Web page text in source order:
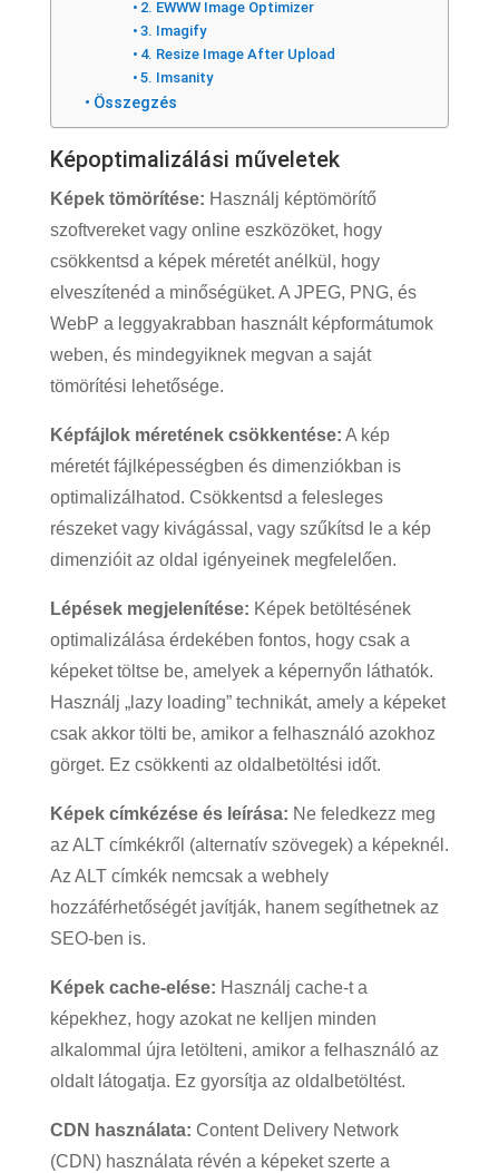
2. EWWW Image Optimizer
3. Imagify
4. Resize Image After Upload
5. Imsanity
Összegzés
Képoptimalizálási műveletek
Képek tömörítése: Használj képtömörítő
szoftvereket vagy online eszközöket, hogy
csökkentsd a képek méretét anélkül, hogy
elveszítenéd a minőségüket. A JPEG, PNG, és
WebP a leggyakrabban használt képformátumok
weben, és mindegyiknek megvan a saját
tömörítési lehetősége.
Képfájlok méretének csökkentése: A kép
méretét fájlképességben és dimenziókban is
optimalizálhatod. Csökkentsd a felesleges
részeket vagy kivágással, vagy szűkítsd le a kép
dimenzióit az oldal igényeinek megfelelően.
Lépések megjelenítése: Képek betöltésének
optimalizálása érdekében fontos, hogy csak a
képeket töltse be, amelyek a képernyőn láthatók.
Használj „lazy loading” technikát, amely a képeket
csak akkor tölti be, amikor a felhasználó azokhoz
görget. Ez csökkenti az oldalbetöltési időt.
Képek címkézése és leírása: Ne feledkezz meg
az ALT címkékről (alternatív szövegek) a képeknél.
Az ALT címkék nemcsak a webhely
hozzáférhetőségét javítják, hanem segíthetnek az
SEO-ben is.
Képek cache-elése: Használj cache-t a
képekhez, hogy azokat ne kelljen minden
alkalommal újra letölteni, amikor a felhasználó az
oldalt látogatja. Ez gyorsítja az oldalbetöltést.
CDN használata: Content Delivery Network
(CDN) használata révén a képeket szerte a